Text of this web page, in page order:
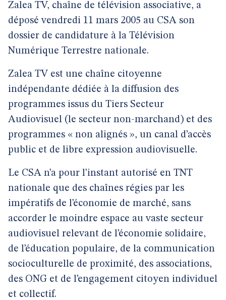
Zalea TV, chaîne de télévision associative, a
déposé vendredi 11 mars 2005 au CSA son
dossier de candidature à la Télévision
Numérique Terrestre nationale.
Zalea TV est une chaîne citoyenne
indépendante dédiée à la diffusion des
programmes issus du Tiers Secteur
Audiovisuel (le secteur non-marchand) et des
programmes « non alignés », un canal d’accès
public et de libre expression audiovisuelle.
Le CSA n’a pour l’instant autorisé en TNT
nationale que des chaînes régies par les
impératifs de l’économie de marché, sans
accorder le moindre espace au vaste secteur
audiovisuel relevant de l’économie solidaire,
de l’éducation populaire, de la communication
socioculturelle de proximité, des associations,
des ONG et de l’engagement citoyen individuel
et collectif.